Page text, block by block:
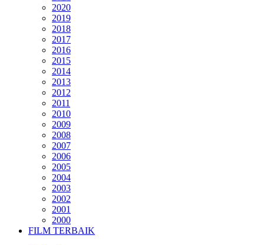
2020
2019
2018
2017
2016
2015
2014
2013
2012
2011
2010
2009
2008
2007
2006
2005
2004
2003
2002
2001
2000
FILM TERBAIK